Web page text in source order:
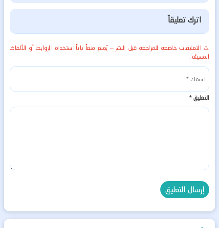
اترك تعليقاً
⚠️ التعليقات خاضعة للمراجعة قبل النشر — يُمنع منعاً باتاً استخدام الروابط أو الألفاظ
المسيئة.
التعليق*